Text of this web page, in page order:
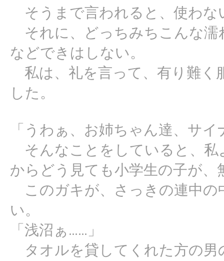
そうまで言われると、使わな
それに、どっちみちこんな濡
などできはしない。
私は、礼を言って、有り難く
した。
「うわぁ、お姉ちゃん達、サ
そんなことをしていると、私
からどう見ても小学生の子が
このガキが、さっきの連中の
い。
「浅沼ぁ……」
タオルを貸してくれた方の男